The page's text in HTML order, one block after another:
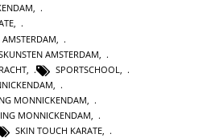
,
,
AMSTERDAM
SPORTSCHOOL
MONNICKENDAM
MONNICKENDAM
SKIN TOUCH KARATE